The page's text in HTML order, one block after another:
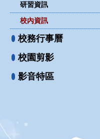
研習資訊
校內資訊
校務行事曆
校園剪影
影音特區